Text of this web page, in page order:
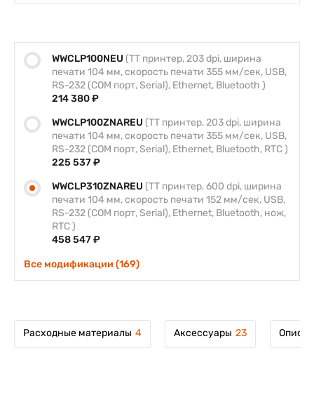
WWCLP100NEU (TT принтер, 203 dpi, ширина
печати 104 мм, скорость печати 355 мм/сек, USB,
RS-232 (COM порт, Serial), Ethernet, Bluetooth )
214 380 ₽
WWCLP100ZNAREU (TT принтер, 203 dpi, ширина
печати 104 мм, скорость печати 355 мм/сек, USB,
RS-232 (COM порт, Serial), Ethernet, Bluetooth, RTC )
225 537 ₽
WWCLP310ZNAREU (TT принтер, 600 dpi, ширина
печати 104 мм, скорость печати 152 мм/сек, USB,
RS-232 (COM порт, Serial), Ethernet, Bluetooth, нож,
RTC )
458 547 ₽
Все модификации (169)
Расходные материалы 4 Аксессуары 23